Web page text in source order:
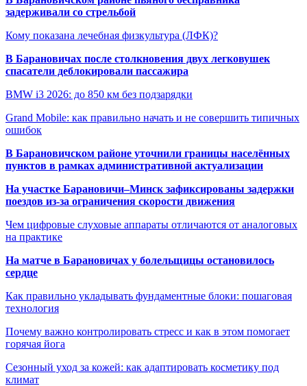
задерживали со стрельбой
Кому показана лечебная физкультура (ЛФК)?
В Барановичах после столкновения двух легковушек
спасатели деблокировали пассажира
BMW i3 2026: до 850 км без подзарядки
Grand Mobile: как правильно начать и не совершить типичных
ошибок
В Барановичском районе уточнили границы населённых
пунктов в рамках административной актуализации
На участке Барановичи–Минск зафиксированы задержки
поездов из-за ограничения скорости движения
Чем цифровые слуховые аппараты отличаются от аналоговых
на практике
На матче в Барановичах у болельщицы остановилось
сердце
Как правильно укладывать фундаментные блоки: пошаговая
технология
Почему важно контролировать стресс и как в этом помогает
горячая йога
Сезонный уход за кожей: как адаптировать косметику под
климат